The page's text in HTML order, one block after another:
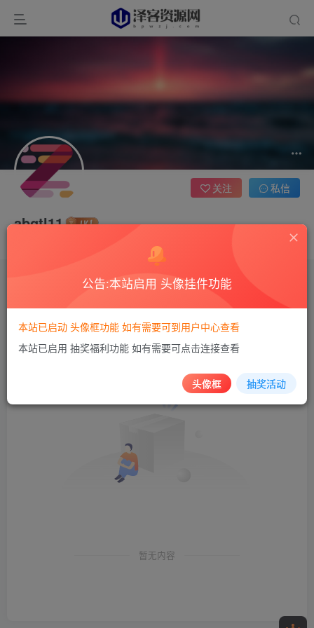
abgtl11
关注 私信
0 评论1 版块0 帖子0 粉丝0
创建 0 管理 0 关注 0
暂无内容
公告:本站启用 头像挂件功能
本站已启动 头像框功能 如有需要可到用户中心查看
本站已启用 抽奖福利功能 如有需要可点击连接查看
头像框 抽奖活动